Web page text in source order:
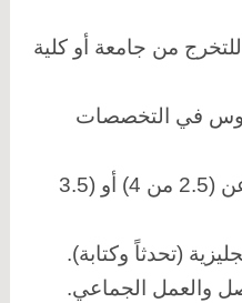
من جامعة أو كلية
في التخصصات
– المعدل التراكمي لا يقل عن (2.5 من 4) أو (3.5
(تحدثاً وكتابة).
والعمل الجماعي.